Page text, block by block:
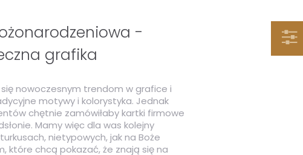
-
grafika
nowoczesnym trendom w grafice i
motywy i kolorystyka. Jednak
chętnie zamówiłaby kartki firmowe
Mamy więc dla was kolejny
nietypowych, jak na Boże
które chcą pokazać, że znają się na